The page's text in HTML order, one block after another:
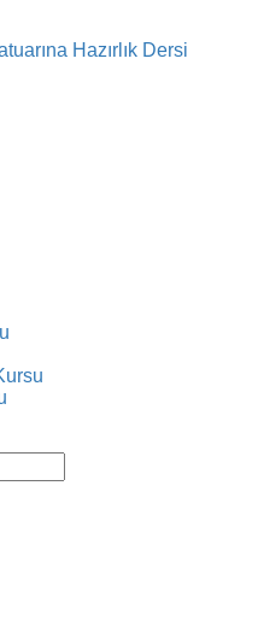
Hazırlık Dersi